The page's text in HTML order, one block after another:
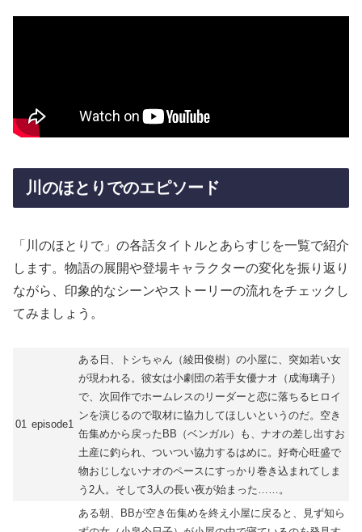
川のほとりでのエピソード
「川のほとりで」の各話タイトルとあらすじを一覧で紹介
します。物語の展開や登場キャラクターの変化を振り返り
ながら、印象的なシーンやストーリーの流れをチェックし
てみましょう。
01 episode1
ある日、トシちゃん（綾田俊樹）の小屋に、突如若い女
が現われる。彼女は小劇団の若手女優ナオ（成海璃子）
で、次回作でホームレスのリーダーと恋に落ちるヒロイ
ンを演じるので取材に協力してほしいというのだ。空き
缶集めから戻ったBB（ベンガル）も、ナオの差し出すお
土産に釣られ、ついつい協力するはめに。好奇心旺盛で
物おじしないナオのペースにすっかり巻き込まれてしま
う2人。そして3人の長い夜が始まった……。
ある朝、BBが空き缶集めを終え小屋に戻ると、見ず知ら